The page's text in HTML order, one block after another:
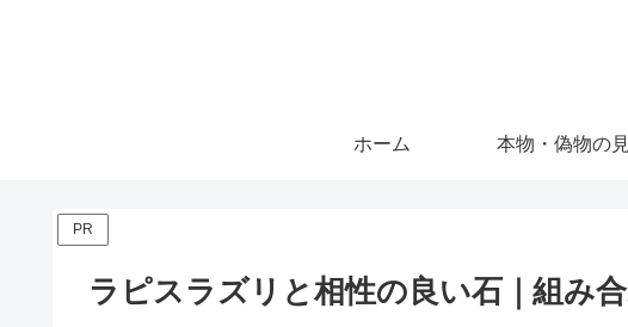
ホーム 本物・偽物の
PR
ラピスラズリと相性の良い石｜組み